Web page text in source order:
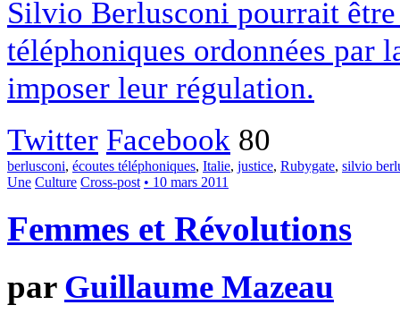
Silvio Berlusconi pourrait
téléphoniques ordonnées
imposer leur régulation.
Twitter Facebook 80
berlusconi, écoutes téléphoniques, Italie, justice, Rubygate, silvio
Une Culture Cross-post • 10 mars 2011
Femmes et Révolutions
par Guillaume Mazeau